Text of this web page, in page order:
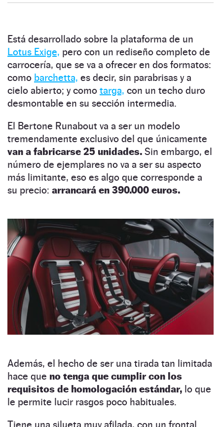
Está desarrollado sobre la plataforma de un
Lotus Exige, pero con un rediseño completo de
carrocería, que se va a ofrecer en dos formatos:
como barchetta, es decir, sin parabrisas y a
cielo abierto; y como targa, con un techo duro
desmontable en su sección intermedia.
El Bertone Runabout va a ser un modelo
tremendamente exclusivo del que únicamente
van a fabricarse 25 unidades. Sin embargo, el
número de ejemplares no va a ser su aspecto
más limitante, eso es algo que corresponde a
su precio: arrancará en 390.000 euros.
Además, el hecho de ser una tirada tan limitada
hace que no tenga que cumplir con los
requisitos de homologación estándar, lo que
le permite lucir rasgos poco habituales.
Tiene una silueta muy afilada, con un frontal